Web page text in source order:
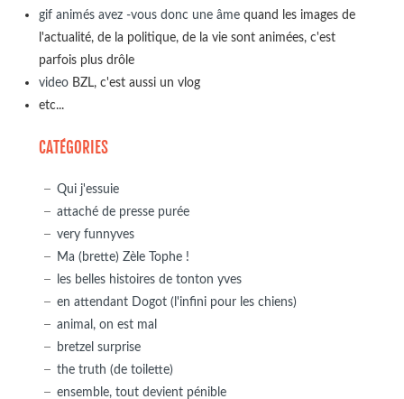
gif animés avez -vous donc une âmequand les images de
l'actualité, de la politique, de la vie sont animées, c'est
parfois plus drôle
videoBZL, c'est aussi un vlog
etc...
CATÉGORIES
Qui j'essuie
attaché de presse purée
very funnyves
Ma (brette) Zèle Tophe !
les belles histoires de tonton yves
en attendant Dogot (l'infini pour les chiens)
animal, on est mal
bretzel surprise
the truth (de toilette)
ensemble, tout devient pénible